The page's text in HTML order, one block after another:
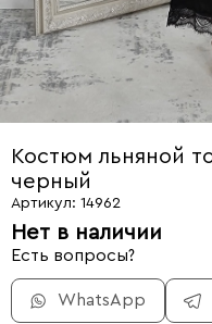
Костюм льняной
черный
Артикул: 14962
Нет в наличии
Есть вопросы?
WhatsApp